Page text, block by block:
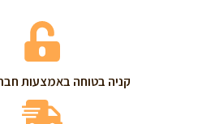
קניה בטוחה באמצעות